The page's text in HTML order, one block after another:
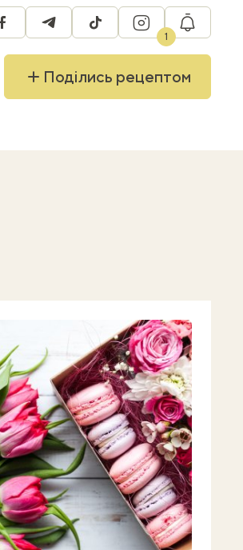
facebooktelegramtiktok instagram
1
Поділись рецептом